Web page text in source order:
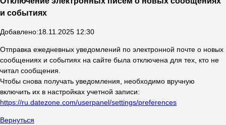
и событиях
Добавлено:18.11.2025 12:30
Отправка ежедневных уведомлений по электронной почте о новых
сообщениях и событиях на сайте была отключена для тех, кто не
читал сообщения.
Чтобы снова получать уведомления, необходимо вручную
включить их в настройках учетной записи:
https://ru.datezone.com/userpanel/settings/preferences
Вернуться